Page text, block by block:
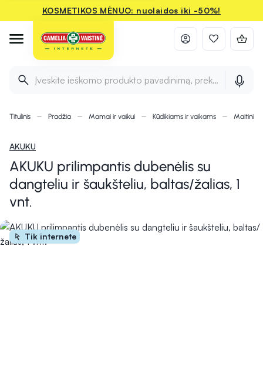
KOSMETIKOS MĖNUO: nuolaidos iki -50%!
Įveskite ieškomo produkto pavadinimą, prekės ženklą ir
Titulinis Pradžia Mamai ir vaikui Kūdikiams ir vaikams
AKUKU
AKUKU prilimpantis dubenėlis su
dangteliu ir šaukšteliu, baltas/žalias, 1
vnt.
Tik internete